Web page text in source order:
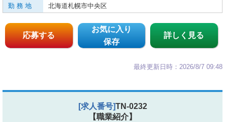
勤 務 地
北海道札幌市中央区
応募する
お気に入り
保存
詳しく見る
最終更新日時：2026/8/7 09:48
[求人番号]TN-0232
【職業紹介】